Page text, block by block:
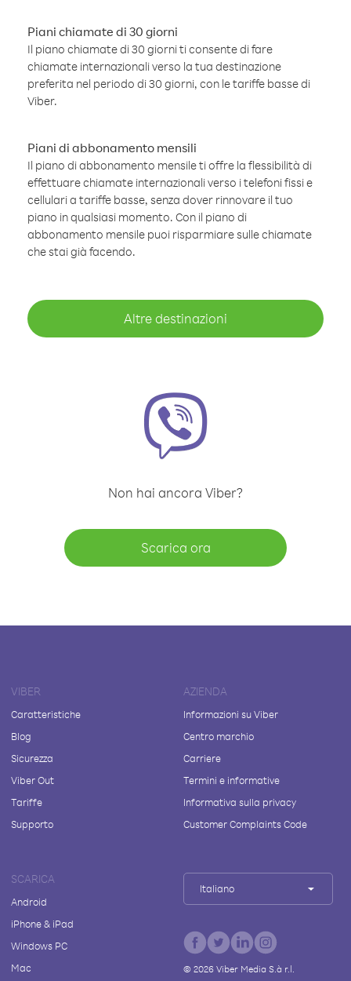
Piani chiamate di 30 giorni
Il piano chiamate di 30 giorni ti consente di fare
chiamate internazionali verso la tua destinazione
preferita nel periodo di 30 giorni, con le tariffe basse di
Viber.
Piani di abbonamento mensili
Il piano di abbonamento mensile ti offre la flessibilità di
effettuare chiamate internazionali verso i telefoni fissi e
cellulari a tariffe basse, senza dover rinnovare il tuo
piano in qualsiasi momento. Con il piano di
abbonamento mensile puoi risparmiare sulle chiamate
che stai già facendo.
Altre destinazioni
Non hai ancora Viber?
Scarica ora
VIBER
Caratteristiche
Blog
Sicurezza
Viber Out
Tariffe
Supporto
AZIENDA
Informazioni su Viber
Centro marchio
Carriere
Termini e informative
Informativa sulla privacy
Customer Complaints Code
SCARICA
Android
iPhone & iPad
Windows PC
Mac
Italiano
© 2026Viber Media S.à r.l.